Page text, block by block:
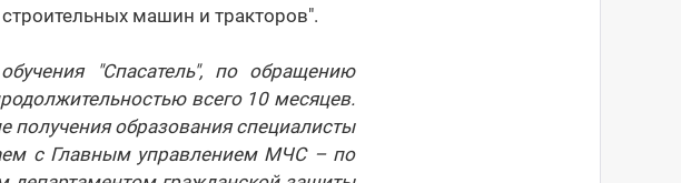
машин и тракторов".
"Спасатель", по обращению
всего 10 месяцев.
получения образования специалисты
с Главным управлением МЧС – по